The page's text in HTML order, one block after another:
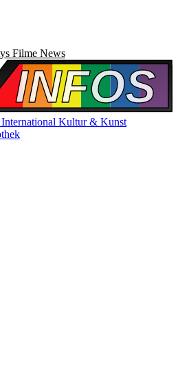
Filme News
International Kultur & Kunst